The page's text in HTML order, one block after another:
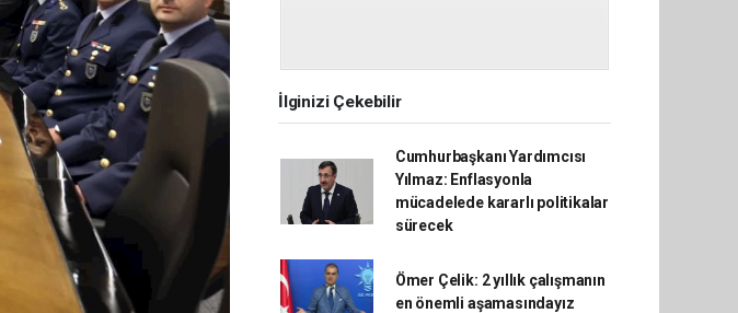
İlginizi Çekebilir
Cumhurbaşkanı Yardımcısı
Yılmaz: Enflasyonla
mücadelede kararlı politikalar
sürecek
Ömer Çelik: 2 yıllık çalışmanın
en önemli aşamasındayız